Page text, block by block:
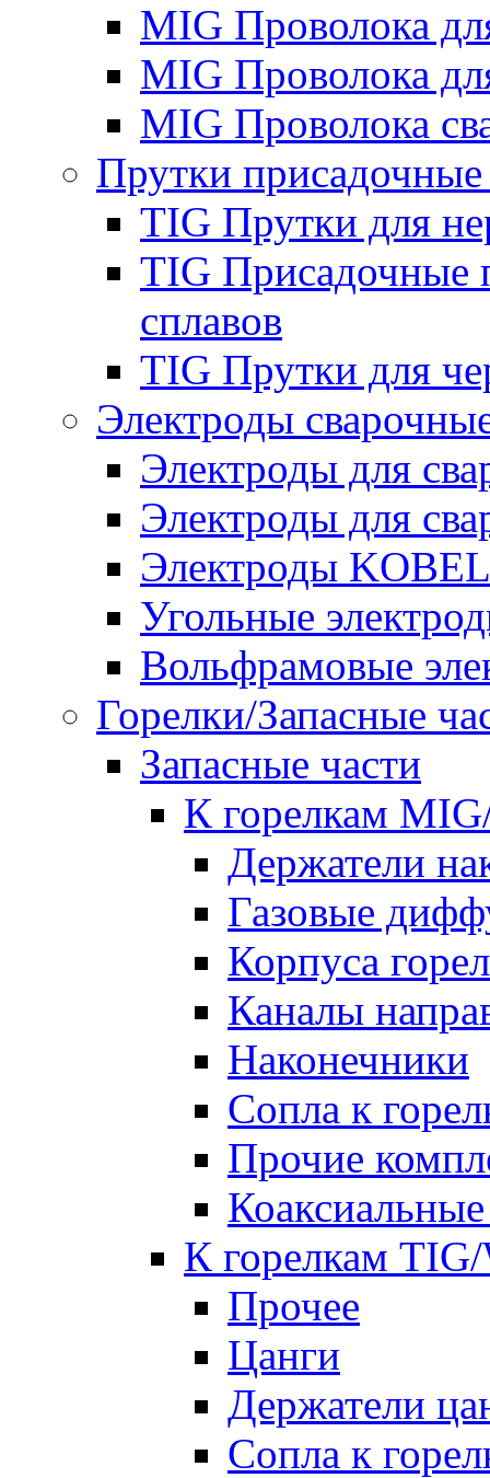
MIG Проволока
MIG Проволока
MIG Проволока
Прутки
TIG Прутки для
TIG Присадочные
сплавов
TIG Прутки для
Электроды
Электроды для
Электроды для
Электроды
Угольные
Вольфрамовые
Горелки/Запасные
Запасные части
К горелкам
Держатели
Газовые
Корпуса
Каналы
Наконечники
Сопла к
Прочие
К горелкам
Прочее
Цанги
Держатели
Сопла к